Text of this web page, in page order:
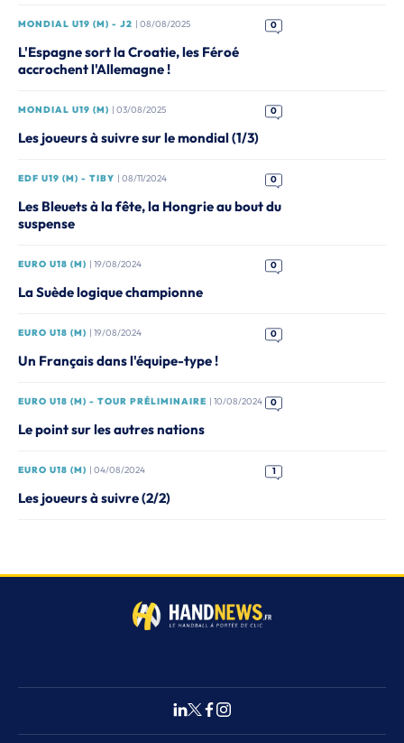
MONDIAL U19 (M) - J2 | 08/08/2025 0
L'Espagne sort la Croatie, les Féroé
accrochent l'Allemagne !
MONDIAL U19 (M) | 03/08/2025 0
Les joueurs à suivre sur le mondial (1/3)
EDF U19 (M) - TIBY | 08/11/2024 0
Les Bleuets à la fête, la Hongrie au bout du
suspense
EURO U18 (M) | 19/08/2024 0
La Suède logique championne
EURO U18 (M) | 19/08/2024 0
Un Français dans l'équipe-type !
EURO U18 (M) - TOUR PRÉLIMINAIRE | 10/08/2024 0
Le point sur les autres nations
EURO U18 (M) | 04/08/2024 1
Les joueurs à suivre (2/2)